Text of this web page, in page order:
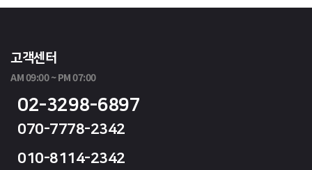
고객센터
AM 09:00 ~ PM 07:00
02-3298-6897
070-7778-2342
010-8114-2342